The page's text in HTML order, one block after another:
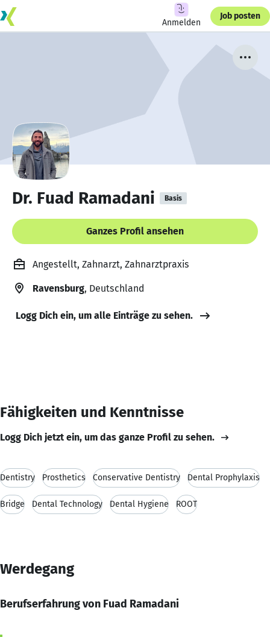
Anmelden
Job posten
Dr. Fuad Ramadani Basis
Ganzes Profil ansehen
Angestellt, Zahnarzt, Zahnarztpraxis
Ravensburg, Deutschland
Logg Dich ein, um alle Einträge zu sehen.
Fähigkeiten und Kenntnisse
Logg Dich jetzt ein, um das ganze Profil zu sehen.
Dentistry Prosthetics Conservative Dentistry Dental Prophylaxis
Bridge Dental Technology Dental Hygiene ROOT
Werdegang
Berufserfahrung von Fuad Ramadani